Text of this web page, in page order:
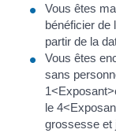
Vous êtes
bénéficier de
partir de la
Vous êtes
sans
le
grossesse et